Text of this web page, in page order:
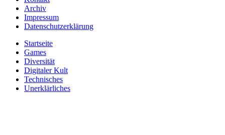
Archiv
Impressum
Datenschutzerklärung
Startseite
Games
Diversität
Digitaler Kult
Technisches
Unerklärliches